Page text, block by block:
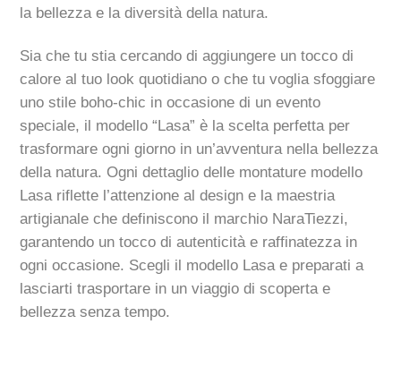
la bellezza e la diversità della natura.
Sia che tu stia cercando di aggiungere un tocco di
calore al tuo look quotidiano o che tu voglia sfoggiare
uno stile boho-chic in occasione di un evento
speciale, il modello “Lasa” è la scelta perfetta per
trasformare ogni giorno in un’avventura nella bellezza
della natura. Ogni dettaglio delle montature modello
Lasa riflette l’attenzione al design e la maestria
artigianale che definiscono il marchio NaraTiezzi,
garantendo un tocco di autenticità e raffinatezza in
ogni occasione. Scegli il modello Lasa e preparati a
lasciarti trasportare in un viaggio di scoperta e
bellezza senza tempo.